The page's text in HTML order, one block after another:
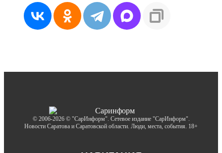
© 2006-2026 © "СарИнформ". Сетевое издание "СарИнформ".
Новости Саратова и Саратовской области. Люди, места, события. 18+